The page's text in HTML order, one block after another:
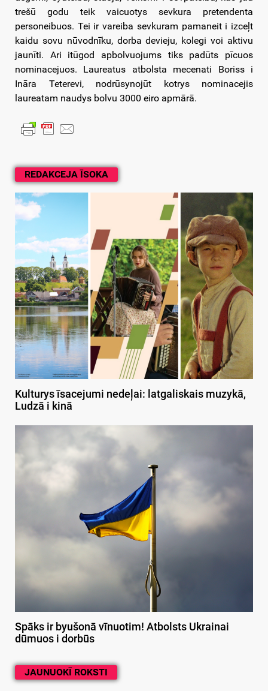
REDAKCEJA ĪSOKA
Kulturys īsacejumi nedeļai: latgaliskais muzykā,
Ludzā i kinā
Spāks ir byušonā vīnuotim! Atbolsts Ukrainai
dūmuos i dorbūs
trešū godu teik vaicuotys sevkura pretendenta
personeibuos. Tei ir vareiba sevkuram pamaneit i izceļt
kaidu sovu nūvodnīku, dorba devieju, kolegi voi aktivu
jaunīti. Ari itūgod apbolvuojums tiks padūts pīcuos
nominacejuos. Laureatus atbolsta mecenati Boriss i
Ināra Teterevi, nodrūsynojūt kotrys nominacejis
laureatam naudys bolvu 3000 eiro apmārā.
JAUNUOKĪ ROKSTI